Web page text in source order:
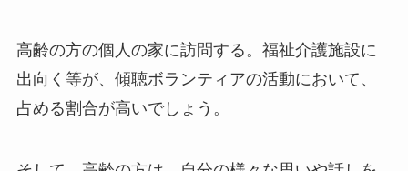
高齢の方の個人の家に訪問する。福祉介護施設に
出向く等が、傾聴ボランティアの活動において、
占める割合が高いでしょう。